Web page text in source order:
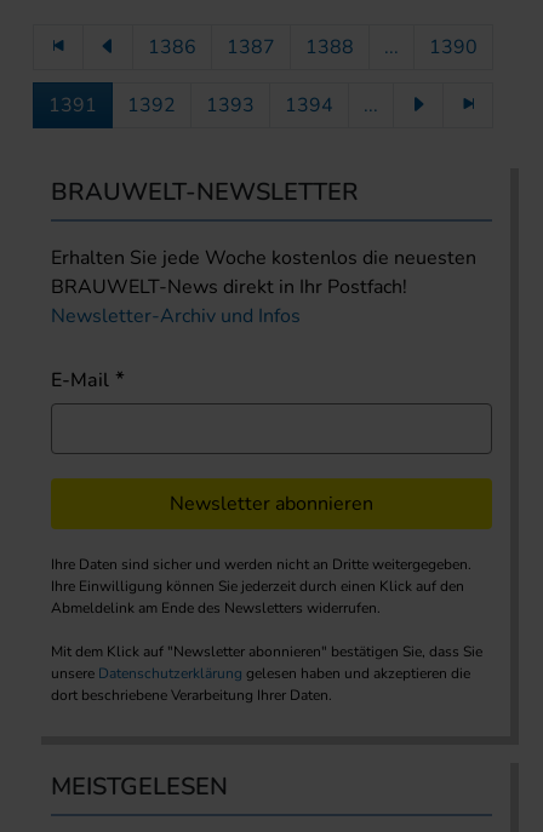
1386 1387 1388 ... 1390
1391 1392 1393 1394 ...
BRAUWELT-NEWSLETTER
Erhalten Sie jede Woche kostenlos die neuesten
BRAUWELT-News direkt in Ihr Postfach!
Newsletter-Archiv und Infos
E-Mail
Newsletter abonnieren
Ihre Daten sind sicher und werden nicht an Dritte weitergegeben.
Ihre Einwilligung können Sie jederzeit durch einen Klick auf den
Abmeldelink am Ende des Newsletters widerrufen.
Mit dem Klick auf "Newsletter abonnieren" bestätigen Sie, dass Sie
unsere Datenschutzerklärung gelesen haben und akzeptieren die
dort beschriebene Verarbeitung Ihrer Daten.
MEISTGELESEN